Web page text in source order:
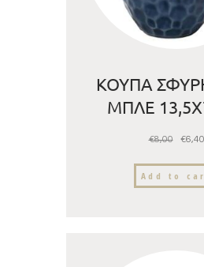
ΚΟΥΠΑ
ΜΠΛΕ
€8,00 €6,40
Add to